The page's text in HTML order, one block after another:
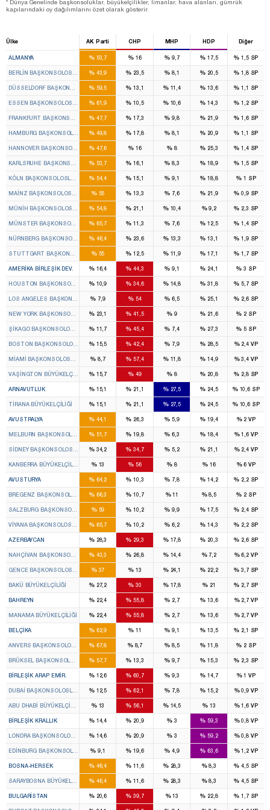
* Dünya Genelinde başkonsoluklar, büyükelçilikler, limanlar, hava alanları, gümrük
kapılarındaki oy dağılımlarını özet olarak gösterir.
Ülke AK Parti CHP MHP HDP Diğer
ALMANYA %53,7 % 16 % 9,7 % 17,5 % 1,5 SP
BERLIN BAŞKONSOLOSLUĞU %43,9 % 23,5 % 8,1 % 20,5 % 1,8 SP
DÜSSELDORF BAŞKONSOLOSLUĞU
%59,5 % 13,1 %11,4 % 13,6 % 1,1 SP
ESSEN BAŞKONSOLOSLUĞU %61,9 % 10,5 %10,6 % 14,3 % 1,2 SP
FRANKFURT BAŞKONSOLOSLUĞU
%47,7 % 17,3 % 9,8 % 21,9 % 1,6 SP
HAMBURG BAŞKONSOLOSLUĞU
%49,8 % 17,8 % 8,1 % 20,9 % 1,1 SP
HANNOVER BAŞKONSOLOSLUĞU
%47,6 % 16 %8 % 25,3 % 1,4 SP
KARLSRUHE BAŞKONSOLOSLUĞU
%53,7 % 16,1 % 8,3 % 18,9 % 1,5 SP
KÖLN BAŞKONSOLOSLUĞU %54,4 % 15,1 % 9,1 % 18,8 %1 SP
MAINZ BAŞKONSOLOSLUĞU %55 % 13,3 % 7,6 % 21,9 % 0,9 SP
MÜNIH BAŞKONSOLOSLUĞU %54,8 % 21,1 %10,4 %9,2 % 2,3 SP
MÜNSTER BAŞKONSOLOSLUĞU
%65,7 % 11,3 % 7,6 % 12,5 % 1,4 SP
NÜRNBERG BAŞKONSOLOSLUĞU
%46,4 % 23,6 %13,3 % 13,1 % 1,9 SP
STUTTGART BAŞKONSOLOSLUĞU
%55 % 12,5 %11,9 % 17,1 % 1,7 SP
AMERIKA BIRLEŞIK DEV. %16,4 % 44,3 % 9,1 % 24,1 %3 SP
HOUSTON BAŞKONSOLOSLUĞU
%10,9 % 34,6 %14,8 % 31,8 % 5,7 SP
LOS ANGELES BAŞKONSOLOSLUĞU
% 7,9 % 54 % 6,5 % 25,1 % 2,6 SP
NEW YORK BAŞKONSOLOSLUĞU
%23,1 % 41,5 %9 % 21,6 %2 SP
ŞIKAGO BAŞKONSOLOSLUĞU%11,7 % 45,4 % 7,4 % 27,3 %5 SP
BOSTON BAŞKONSOLOSLUĞU%15,5 % 42,4 % 7,9 % 28,5 %2,4VP
MIAMI BAŞKONSOLOSLUĞU % 8,7 % 57,4 %11,8 % 14,9 %3,4VP
VAŞINGTON BÜYÜKELÇILIĞI %15,7 % 49 %8 % 20,8 % 2,8 SP
ARNAVUTLUK %15,1 % 21,1 %27,5 % 24,5 %10,6 SP
TIRANA BÜYÜKELÇILIĞI %15,1 % 21,1 %27,5 % 24,5 %10,6 SP
AVUSTRALYA %44,1 % 26,3 % 5,9 % 19,4 %2VP
MELBURN BAŞKONSOLOSLUĞU
%51,7 % 19,8 % 6,3 % 18,4 %1,6VP
SIDNEY BAŞKONSOLOSLUĞU %34,2 % 34,7 % 5,2 % 21,1 %2,4VP
KANBERRA BÜYÜKELÇILIĞI %13 % 56 %8 %16 %6VP
AVUSTURYA %64,2 % 10,3 % 7,8 % 14,2 % 2,2 SP
BREGENZ BAŞKONSOLOSLUĞU
%66,3 % 10,7 %11 %8,5 %2 SP
SALZBURG BAŞKONSOLOSLUĞU
%59 % 10,2 % 9,9 % 17,5 % 2,4 SP
VIYANA BAŞKONSOLOSLUĞU %65,7 % 10,2 % 6,2 % 14,3 % 2,2 SP
AZERBAYCAN %28,3 % 29,3 %17,8 % 20,3 % 2,6 SP
NAHÇIVAN BAŞKONSOLOSLUĞU
%43,3 % 26,8 %14,4 %7,2 %6,2VP
GENCE BAŞKONSOLOSLUĞU %37 % 13 %24,1 % 22,2 % 3,7 SP
BAKÜ BÜYÜKELÇILIĞI %27,2 % 30 %17,8 %21 % 2,7 SP
BAHREYN %22,4 % 55,8 % 2,7 % 13,6 %2,7VP
MANAMA BÜYÜKELÇILIĞI %22,4 % 55,8 % 2,7 % 13,6 %2,7VP
BELÇIKA %62,9 % 11 % 9,1 % 13,5 % 2,1 SP
ANVERS BAŞKONSOLOSLUĞU%67,8 %8,7 % 8,5 % 11,8 %2 SP
BRÜKSEL BAŞKONSOLOSLUĞU
%57,7 % 13,3 % 9,7 % 15,3 % 2,3 SP
BIRLEŞIK ARAP EMIR. %12,6 % 60,7 % 9,3 % 14,7 %1VP
DUBAI BAŞKONSOLOSLUĞU %12,5 % 62,1 % 7,8 % 15,2 %0,9VP
ABU DHABI BÜYÜKELÇILIĞI %13 % 56,1 %14,5 %13 %1,6VP
BIRLEŞIK KRALLIK %14,4 % 20,9 %3 % 59,3 %0,8VP
LONDRA BAŞKONSOLOSLUĞU%14,6 % 20,9 %3 % 59,2 %0,8VP
EDINBURG BAŞKONSOLOSLUĞU
% 9,1 % 19,6 % 4,9 % 63,6 %1,2VP
BOSNA-HERSEK %46,4 % 11,6 %28,3 %8,3 % 4,5 SP
SARAYBOSNA BÜYÜKELÇILIĞI %46,4 % 11,6 %28,3 %8,3 % 4,5 SP
BULGARISTAN %20,6 % 39,7 %13 % 22,8 % 1,7 SP